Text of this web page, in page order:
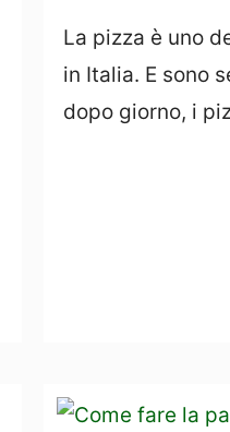
La pizza è uno
in Italia. E sono
dopo giorno, i